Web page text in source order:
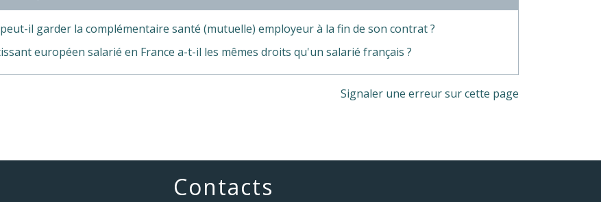
il garder la complémentaire santé (mutuelle) employeur à la fin de son contrat ?
européen salarié en France a-t-il les mêmes droits qu'un salarié français ?
Signaler une erreur sur cette page
Contacts